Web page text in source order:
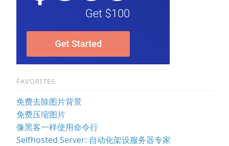
FAVORITES
免费去除图片背景
免费压缩图片
像黑客一样使用命令行
Selfhosted Server: 自动化架设服务器专家